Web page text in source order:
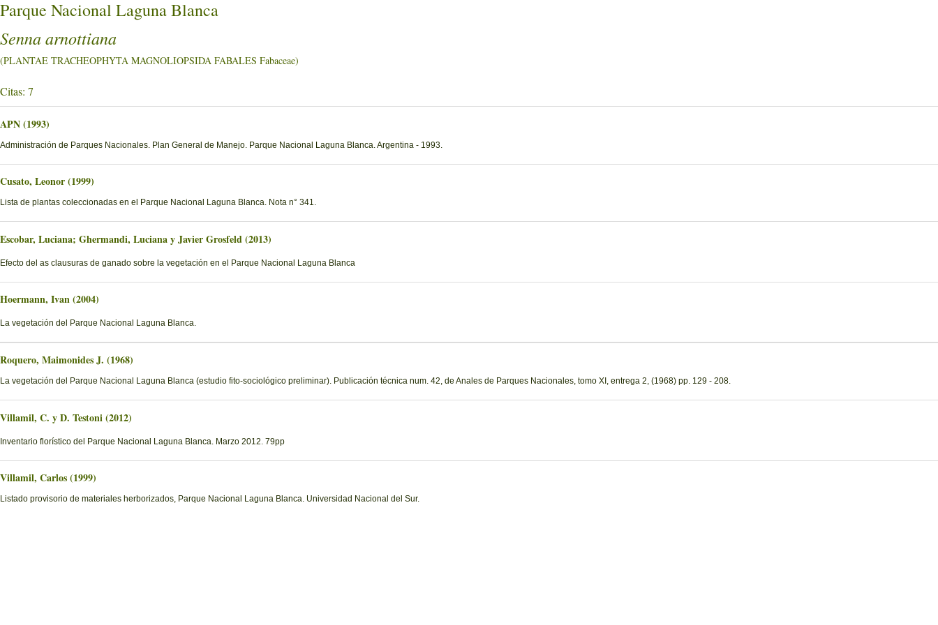
Parque Nacional Laguna Blanca
Senna arnottiana
(PLANTAE TRACHEOPHYTA MAGNOLIOPSIDA FABALES Fabaceae)
Citas: 7
APN (1993)
Administración de Parques Nacionales. Plan General de Manejo. Parque Nacional Laguna Blanca. Argentina - 1993.
Cusato, Leonor (1999)
Lista de plantas coleccionadas en el Parque Nacional Laguna Blanca. Nota n° 341.
Escobar, Luciana; Ghermandi, Luciana y Javier Grosfeld (2013)
Efecto del as clausuras de ganado sobre la vegetación en el Parque Nacional Laguna Blanca
Hoermann, Ivan (2004)
La vegetación del Parque Nacional Laguna Blanca.
Roquero, Maimonides J. (1968)
La vegetación del Parque Nacional Laguna Blanca (estudio fito-sociológico preliminar). Publicación técnica num. 42, de Anales de Parques Nacionales, tomo XI, entrega 2, (1968) pp. 129 - 208.
Villamil, C. y D. Testoni (2012)
Inventario florístico del Parque Nacional Laguna Blanca. Marzo 2012. 79pp
Villamil, Carlos (1999)
Listado provisorio de materiales herborizados, Parque Nacional Laguna Blanca. Universidad Nacional del Sur.